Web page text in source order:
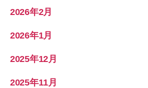
2026年2月
2026年1月
2025年12月
2025年11月